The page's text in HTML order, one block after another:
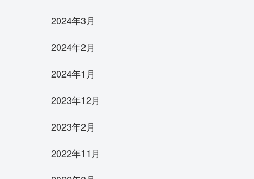
2024年3月
2024年2月
2024年1月
2023年12月
2023年2月
2022年11月